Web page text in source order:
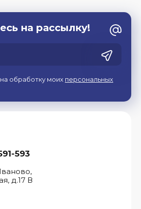
593
д.17 В
на рассылку!
обработку моих персональных